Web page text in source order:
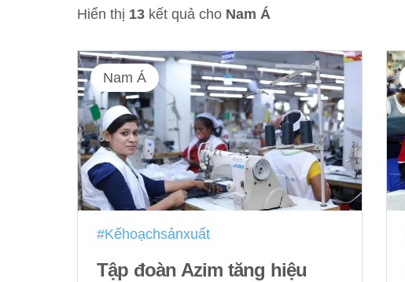
Hiển thị 13 kết quả cho Nam Á
Nam Á
#Kếhoạchsảnxuất
Tập đoàn Azim tăng hiệu